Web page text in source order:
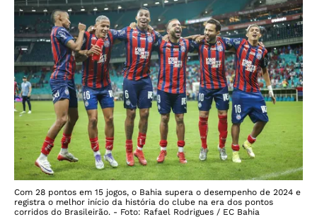
Com 28 pontos em 15 jogos, o Bahia supera o desempenho de 2024 e
registra o melhor início da história do clube na era dos pontos
corridos do Brasileirão. - Foto: Rafael Rodrigues / EC Bahia